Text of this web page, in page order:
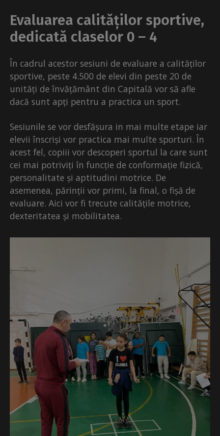
Evaluarea calităților sportive,
dedicată claselor 0 – 4
În cadrul acestor sesiuni de evaluare a calităților
sportive, peste 4.500 de elevi din peste 20 de
unități de învățământ din Capitală vor să afle
dacă sunt apți pentru a practica un sport.
Sesiunile se vor desfășura in mai multe etape iar
elevii înscriși vor practica mai multe sporturi. În
acest fel, copiii vor descoperi sportul la care sunt
cei mai potriviți în funcție de conformație fizică,
personalitate și aptitudini motrice. De
asemenea, părinții vor primi, la final, o fișă de
evaluare. Aici vor fi trecute calitățile motrice,
dexteritatea și mobilitatea.